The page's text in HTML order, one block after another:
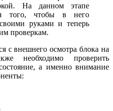
На данном этапе
того, чтобы в него
руками и теперь
проверкам.
с внешнего осмотра блока на
необходимо проверить
а именно внимание